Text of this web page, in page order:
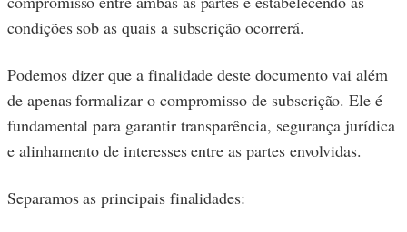
condições sob as quais a subscrição ocorrerá.
Podemos dizer que a finalidade deste documento vai além
de apenas formalizar o compromisso de subscrição. Ele é
fundamental para garantir transparência, segurança jurídica
e alinhamento de interesses entre as partes envolvidas.
Separamos as principais finalidades: